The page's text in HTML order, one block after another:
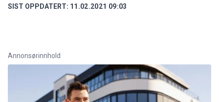
SIST OPPDATERT: 11.02.2021 09:03
Annonsørinnhold